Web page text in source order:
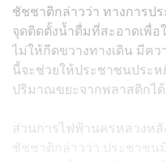
ชัชชาติกล่าวว่า ทางการป
จุดติดตั้งน้ำดื่มที่สะอาดเพื่อ
ไม่ให้กีดขวางทางเดิน มีค
นี้จะช่วยให้ประชาชนประ
ปริมาณขยะจากพลาสติกได้
ส่วนการไฟฟ้านครหลวงหลั
ชัชชาติกล่าวว่า ประชาชน